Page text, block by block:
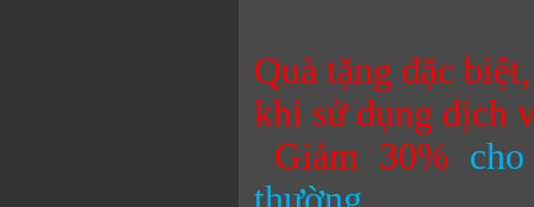
Quà tặng đặc
khi sử dụng dịch
Giảm 30%